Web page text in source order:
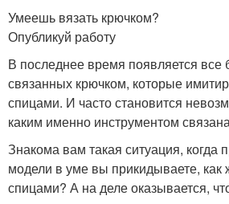
Умеешь вязать крючком?
Опубликуй работу
В последнее время появляется все
связанных крючком, которые
спицами. И часто становится
каким именно инструментом
Знакома вам такая ситуация, когда
модели в уме вы прикидываете, как
спицами? А на деле оказывается,